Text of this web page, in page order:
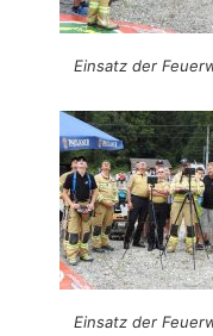
Einsatz der
Einsatz der